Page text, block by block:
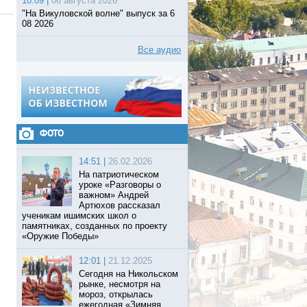
"На Викуловской волне" выпуск за 6
08 2026
Все аудио
ФОТО
14:51 |
26.02.2026
На патриотическом
уроке «Разговоры о
важном» Андрей
Артюхов рассказал
ученикам ишимских школ о
памятниках, созданных по проекту
«Оружие Победы»
12:01 |
21.12.2025
Сегодня на Никольском
рынке, несмотря на
мороз, открылась
ежегодная «Зимняя